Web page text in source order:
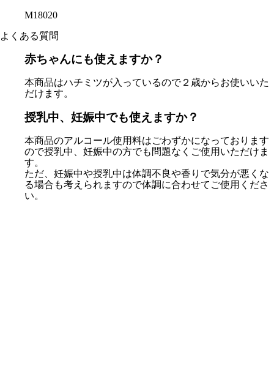
M18020
よくある質問
赤ちゃんにも使えますか？
本商品はハチミツが入っているので２歳からお使いいた
だけます。
授乳中、妊娠中でも使えますか？
本商品のアルコール使用料はごわずかになっております
ので授乳中、妊娠中の方でも問題なくご使用いただけま
す。
ただ、妊娠中や授乳中は体調不良や香りで気分が悪くな
る場合も考えられますので体調に合わせてご使用くださ
い。